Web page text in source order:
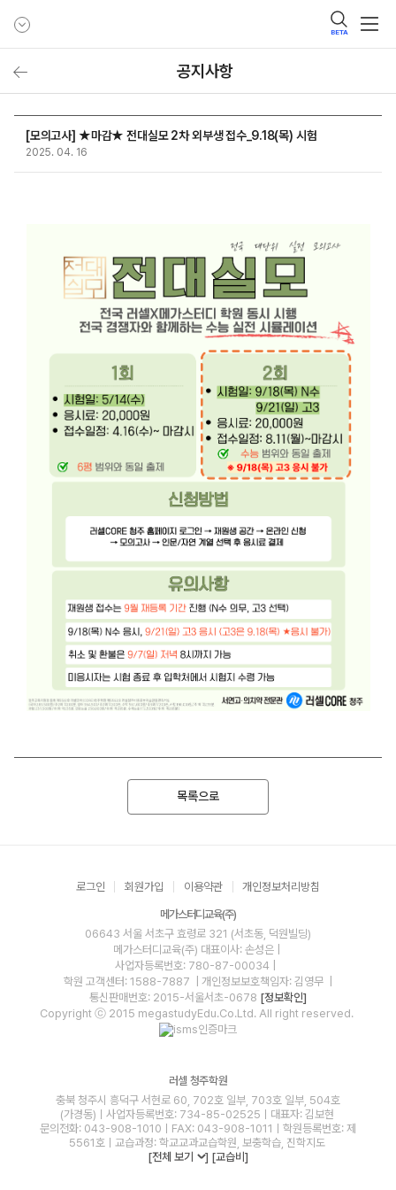
BETA
공지사항
[모의고사] ★마감★ 전대실모 2차 외부생 접수_9.18(목) 시험
2025. 04. 16
목록으로
로그인 회원가입 이용약관 개인정보처리방침
메가스터디교육(주)
06643 서울 서초구 효령로 321 (서초동, 덕원빌딩)
메가스터디교육(주) 대표이사: 손성은 |
사업자등록번호: 780-87-00034
학원 고객센터: 1588-7887
| 개인정보보호책임자: 김영무
통신판매번호: 2015-서울서초-0678 [정보확인]
Copyright ⓒ 2015 megastudyEdu.Co.Ltd. All right reserved.
러셀 청주학원
충북 청주시 흥덕구 서현로 60, 702호 일부, 703호 일부, 504호
(가경동)ㅣ사업자등록번호: 734-85-02525ㅣ대표자: 김보현
문의전화: 043-908-1010ㅣFAX: 043-908-1011ㅣ학원등록번호: 제
5561호ㅣ교습과정: 학교교과교습학원, 보충학습, 진학지도
[전체 보기
] [교습비]